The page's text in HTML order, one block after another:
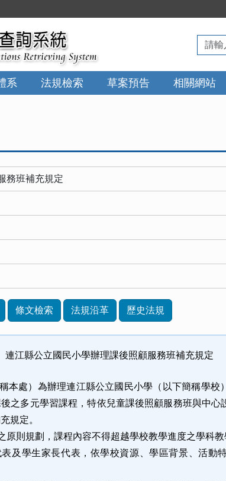
請
輸
入
關
鍵
系 法規檢索 草案預告 相關網站
務班補充規定
條文檢索 法規沿革 歷史法規
連江縣公立國民小學辦理課後照顧服務班補充規定
本處）為辦理連江縣公立國民小學（以下簡稱學校
之多元學習課程，特依兒童課後照顧服務班與中心
規定。
原則規劃，課程內容不得超越學校教學進度之學科教
及學生家長代表，依學校資源、學區背景、活動